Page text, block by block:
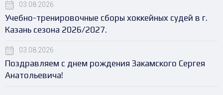
03.08.2026
Учебно-тренировочные сборы хоккейных судей в г.
Казань сезона 2026/2027.
03.08.2026
Поздравляем с днем рождения Закамского Сергея
Анатольевича!